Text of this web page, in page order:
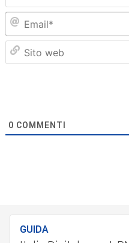
0 COMMENTI
GUIDA